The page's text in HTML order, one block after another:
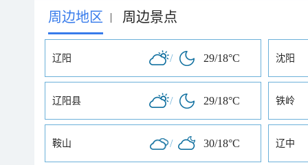
周边地区 | 周边景点
辽阳 / 29/18°C 沈阳
辽阳县 / 29/18°C 铁岭
鞍山 / 30/18°C 辽中